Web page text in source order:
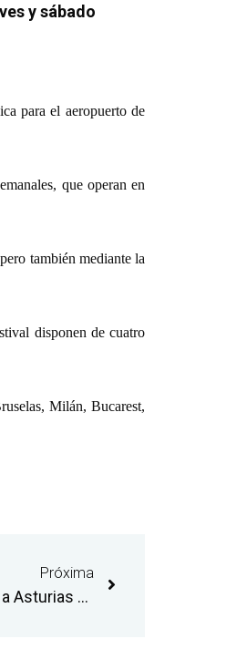
y sábado
para el aeropuerto de
que operan en
también mediante la
disponen de cuatro
Milán, Bucarest,
Próxima
El aeropuerto de Castellón adjudica una nueva ruta a Asturias con fecha de inicio el 21 de diciembre y dos frecuencias semanales